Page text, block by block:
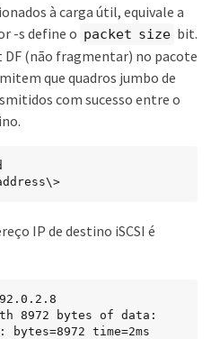
à carga útil, equivale a
-s define o packet size bit.
DF (não fragmentar) no pacote
que quadros jumbo de
com sucesso entre o
IP de destino iSCSI é
8972 bytes of data:
time=2ms